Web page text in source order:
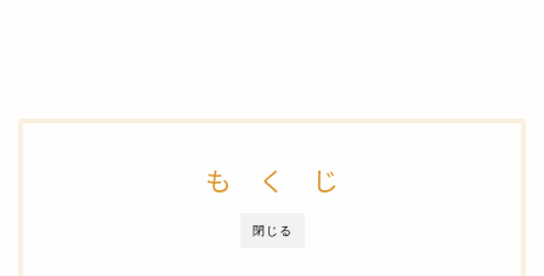
閉じる
も く じ